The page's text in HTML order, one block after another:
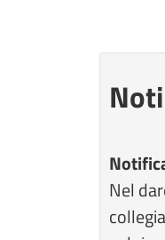
Nel